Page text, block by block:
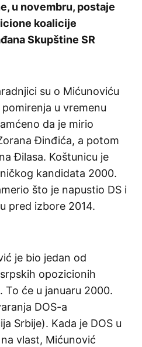
u novembru, postaje
koalicije
Skupštine SR
su o Mićunoviću
u vremenu
da je mirio
Đinđića, a potom
Đilasa. Koštunicu je
kandidata 2000.
što je napustio DS i
pred izbore 2014.
je bio jedan od
opozicionih
To će u januaru 2000.
DOS-a
Srbije). Kada je DOS u
vlast, Mićunović